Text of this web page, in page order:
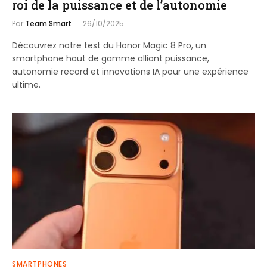
roi de la puissance et de l’autonomie
Par Team Smart 26/10/2025
Découvrez notre test du Honor Magic 8 Pro, un
smartphone haut de gamme alliant puissance,
autonomie record et innovations IA pour une expérience
ultime.
SMARTPHONES